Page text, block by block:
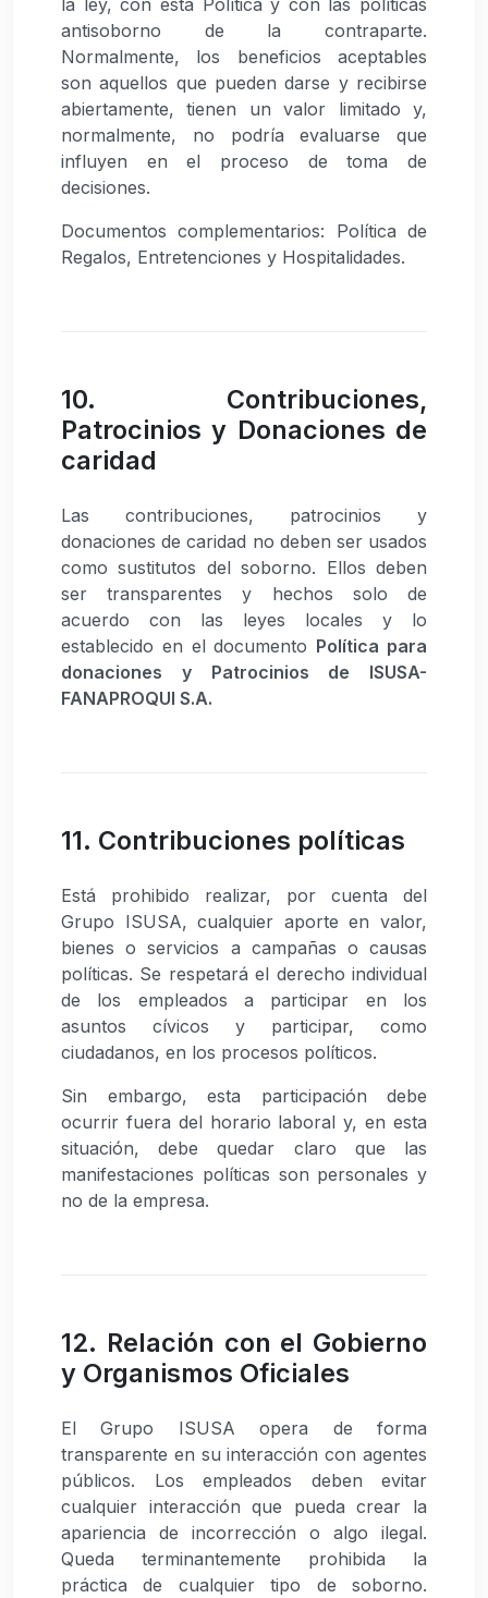
antisoborno de la contraparte.
Normalmente, los beneficios aceptables
son aquellos que pueden darse y recibirse
abiertamente, tienen un valor limitado y,
normalmente, no podría evaluarse que
influyen en el proceso de toma de
decisiones.
Documentos complementarios: Política de
Regalos, Entretenciones y Hospitalidades.
10. Contribuciones,
Patrocinios y Donaciones de
caridad
Las contribuciones, patrocinios y
donaciones de caridad no deben ser usados
como sustitutos del soborno. Ellos deben
ser transparentes y hechos solo de
acuerdo con las leyes locales y lo
establecido en el documento Política para
donaciones y Patrocinios de ISUSA-
FANAPROQUI S.A.
11. Contribuciones políticas
Está prohibido realizar, por cuenta del
Grupo ISUSA, cualquier aporte en valor,
bienes o servicios a campañas o causas
políticas. Se respetará el derecho individual
de los empleados a participar en los
asuntos cívicos y participar, como
ciudadanos, en los procesos políticos.
Sin embargo, esta participación debe
ocurrir fuera del horario laboral y, en esta
situación, debe quedar claro que las
manifestaciones políticas son personales y
no de la empresa.
12. Relación con el Gobierno
y Organismos Oficiales
El Grupo ISUSA opera de forma
transparente en su interacción con agentes
públicos. Los empleados deben evitar
cualquier interacción que pueda crear la
apariencia de incorrección o algo ilegal.
Queda terminantemente prohibida la
práctica de cualquier tipo de soborno.